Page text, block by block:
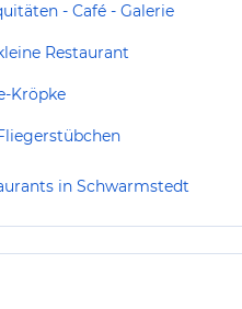
- Café - Galerie
Restaurant
Kröpke
in Schwarmstedt